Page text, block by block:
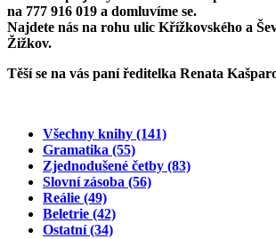
na 777 916 019 a domluvíme se.
Najdete nás na rohu ulic Křížkovského a
Žižkov.
Těší se na vás paní ředitelka Renata
Všechny knihy (141)
Gramatika (55)
Zjednodušené četby (83)
Slovní zásoba (56)
Reálie (49)
Beletrie (42)
Ostatní(34)